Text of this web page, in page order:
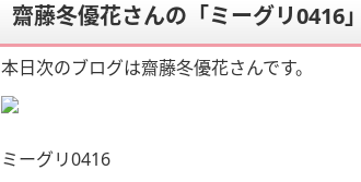
齋藤冬優花さんの「ミーグリ0416」
本日次のブログは齋藤冬優花さんです。
ミーグリ0416